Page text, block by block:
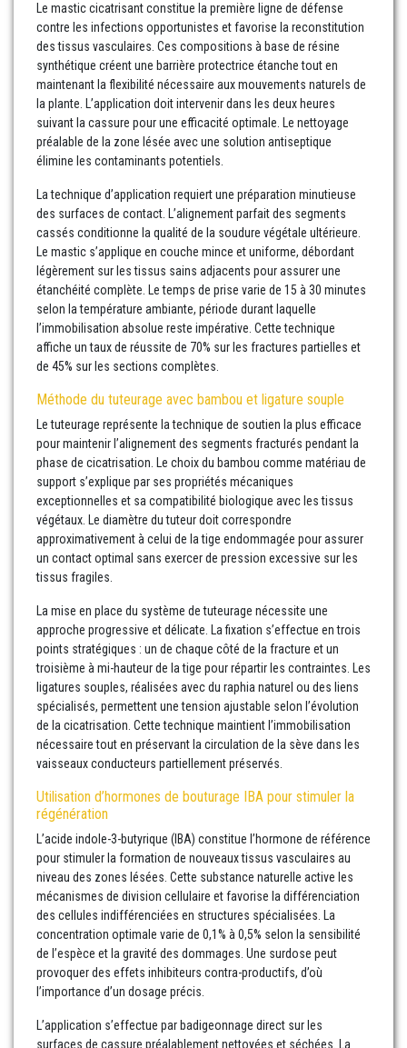
Le mastic cicatrisant constitue la première ligne de défense
contre les infections opportunistes et favorise la reconstitution
des tissus vasculaires. Ces compositions à base de résine
synthétique créent une barrière protectrice étanche tout en
maintenant la flexibilité nécessaire aux mouvements naturels de
la plante. L’application doit intervenir dans les deux heures
suivant la cassure pour une efficacité optimale. Le nettoyage
préalable de la zone lésée avec une solution antiseptique
élimine les contaminants potentiels.
La technique d’application requiert une préparation minutieuse
des surfaces de contact. L’alignement parfait des segments
cassés conditionne la qualité de la soudure végétale ultérieure.
Le mastic s’applique en couche mince et uniforme, débordant
légèrement sur les tissus sains adjacents pour assurer une
étanchéité complète. Le temps de prise varie de 15 à 30 minutes
selon la température ambiante, période durant laquelle
l’immobilisation absolue reste impérative. Cette technique
affiche un taux de réussite de 70% sur les fractures partielles et
de 45% sur les sections complètes.
Méthode du tuteurage avec bambou et ligature souple
Le tuteurage représente la technique de soutien la plus efficace
pour maintenir l’alignement des segments fracturés pendant la
phase de cicatrisation. Le choix du bambou comme matériau de
support s’explique par ses propriétés mécaniques
exceptionnelles et sa compatibilité biologique avec les tissus
végétaux. Le diamètre du tuteur doit correspondre
approximativement à celui de la tige endommagée pour assurer
un contact optimal sans exercer de pression excessive sur les
tissus fragiles.
La mise en place du système de tuteurage nécessite une
approche progressive et délicate. La fixation s’effectue en trois
points stratégiques : un de chaque côté de la fracture et un
troisième à mi-hauteur de la tige pour répartir les contraintes. Les
ligatures souples, réalisées avec du raphia naturel ou des liens
spécialisés, permettent une tension ajustable selon l’évolution
de la cicatrisation. Cette technique maintient l’immobilisation
nécessaire tout en préservant la circulation de la sève dans les
vaisseaux conducteurs partiellement préservés.
Utilisation d’hormones de bouturage IBA pour stimuler la
régénération
L’acide indole-3-butyrique (IBA) constitue l’hormone de référence
pour stimuler la formation de nouveaux tissus vasculaires au
niveau des zones lésées. Cette substance naturelle active les
mécanismes de division cellulaire et favorise la différenciation
des cellules indifférenciées en structures spécialisées. La
concentration optimale varie de 0,1% à 0,5% selon la sensibilité
de l’espèce et la gravité des dommages. Une surdose peut
provoquer des effets inhibiteurs contra-productifs, d’où
l’importance d’un dosage précis.
L’application s’effectue par badigeonnage direct sur les
surfaces de cassure préalablement nettoyées et séchées. La